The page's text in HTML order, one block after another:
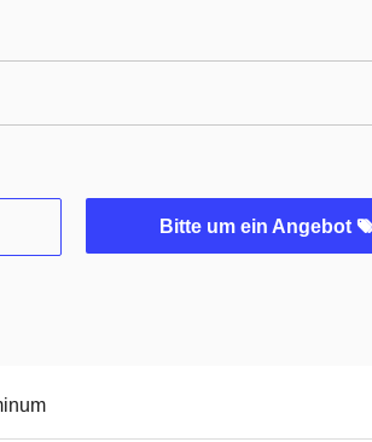
Bitte um ein Angebot